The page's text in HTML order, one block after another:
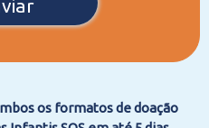
os formatos de doação